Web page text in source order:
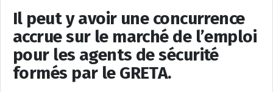
Il peut y avoir une concurrence
accrue sur le marché de l’emploi
pour les agents de sécurité
formés par le GRETA.